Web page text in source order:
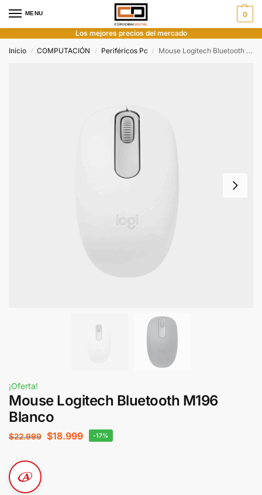
MENU 0
Los mejores precios del mercado
Inicio
/ COMPUTACIÓN / Periféricos Pc / Mouse Logitech Bluetooth M196 Blanco
¡Oferta!
Mouse Logitech Bluetooth M196
Blanco
$22.999 $18.999 -17%